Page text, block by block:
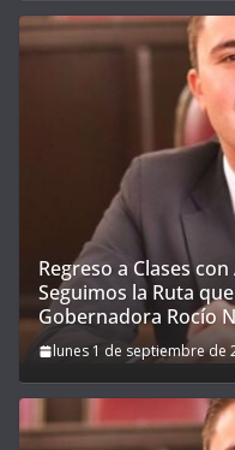
Regreso a Clases
Seguimos la Ruta
Gobernadora Rocío
lunes 1 de septiembre de